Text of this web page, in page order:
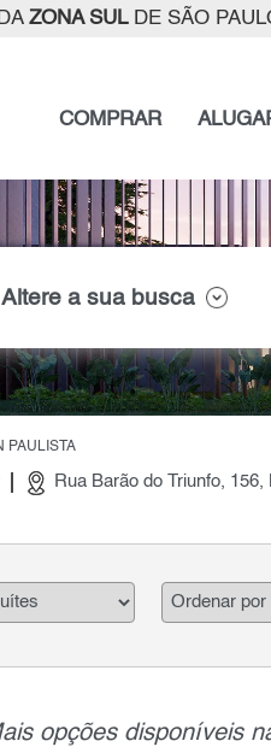
ZONA SULDE SÃO
COMPRAR
Altere a sua busca
PAULISTA
Rua Barão do Triunfo,
opções disponíveis